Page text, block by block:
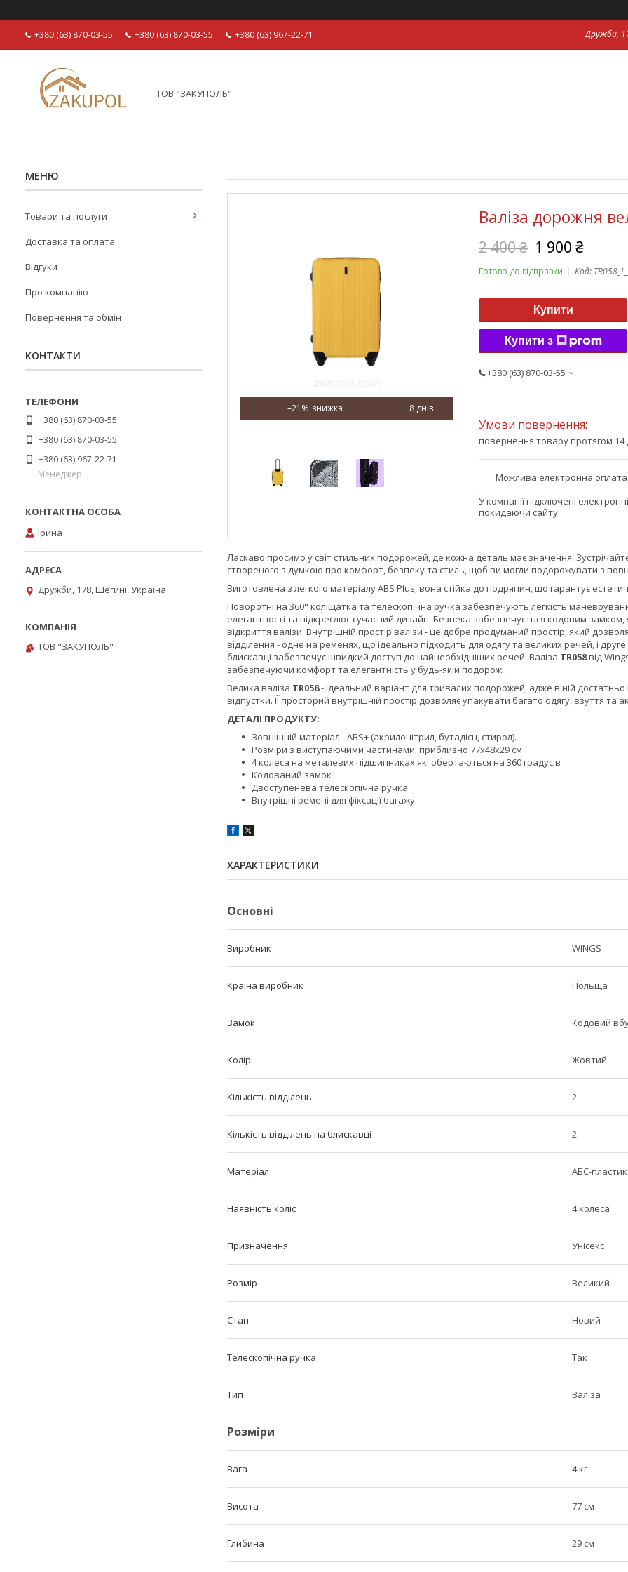
+380 (63) 870-03-55 +380 (63) 870-03-55 +380 (63) 967-22-71 Дружби,
ТОВ "ЗАКУПОЛЬ"
–21% 8 днів
Валіза дорожня
2 400 ₴ 1 900 ₴
Готово до відправки Код:
Купити
Купити з
+380 (63) 870-03-55
повернення товару протягом 14
У компанії підключені
покидаючи сайту.
Ласкаво просимо у світ стильних подорожей, де кожна деталь має значення.
створеного з думкою про комфорт, безпеку та стиль, щоб ви могли подорожувати з
Виготовлена з легкого матеріалу ABS Plus, вона стійка до подряпин, що гарантує
Поворотні на 360° коліщатка та телескопічна ручка забезпечують легкість
елегантності та підкреслює сучасний дизайн. Безпека забезпечується кодовим замком,
відкриття валізи. Внутрішній простір валізи - це добре продуманий простір, який
відділення - одне на ременях, що ідеально підходить для одягу та великих речей, і
блискавці забезпечує швидкий доступ до найнеобхідніших речей. Валіза TR058від
забезпечуючи комфорт та елегантність у будь-якій подорожі.
Велика валіза TR058- ідеальний варіант для тривалих подорожей, адже в ній
відпустки. ЇЇ просторий внутрішній простір дозволяє упакувати багато одягу, взуття
ДЕТАЛІ ПРОДУКТУ:
Зовнішній матеріал - ABS+ (акрилонітрил, бутадієн, стирол).
Розміри з виступаючими частинами: приблизно 77x48x29 см
4 колеса на металевих підшипниках які обертаються на 360 градусів
Кодований замок
Двоступенева телескопічна ручка
Внутрішні ремені для фіксації багажу
ХАРАКТЕРИСТИКИ
Основні
Виробник WINGS
Країна виробник Польща
Замок Кодовий
Колір Жовтий
Кількість відділень 2
Кількість відділень на блискавці 2
Матеріал АБС-пластик
Наявність коліс 4 колеса
Призначення Унісекс
Розмір Великий
Стан Новий
Телескопічна ручка Так
Тип Валіза
Розміри
Вага 4 кг
Висота 77 см
Глибина 29 см
Товари та послуги
Доставка та оплата
Відгуки
Про компанію
Повернення та обмін
КОНТАКТИ
+380 (63) 870-03-55
+380 (63) 870-03-55
+380 (63) 967-22-71
Менеджер
Ірина
Дружби, 178, Шегині, Україна
ТОВ "ЗАКУПОЛЬ"